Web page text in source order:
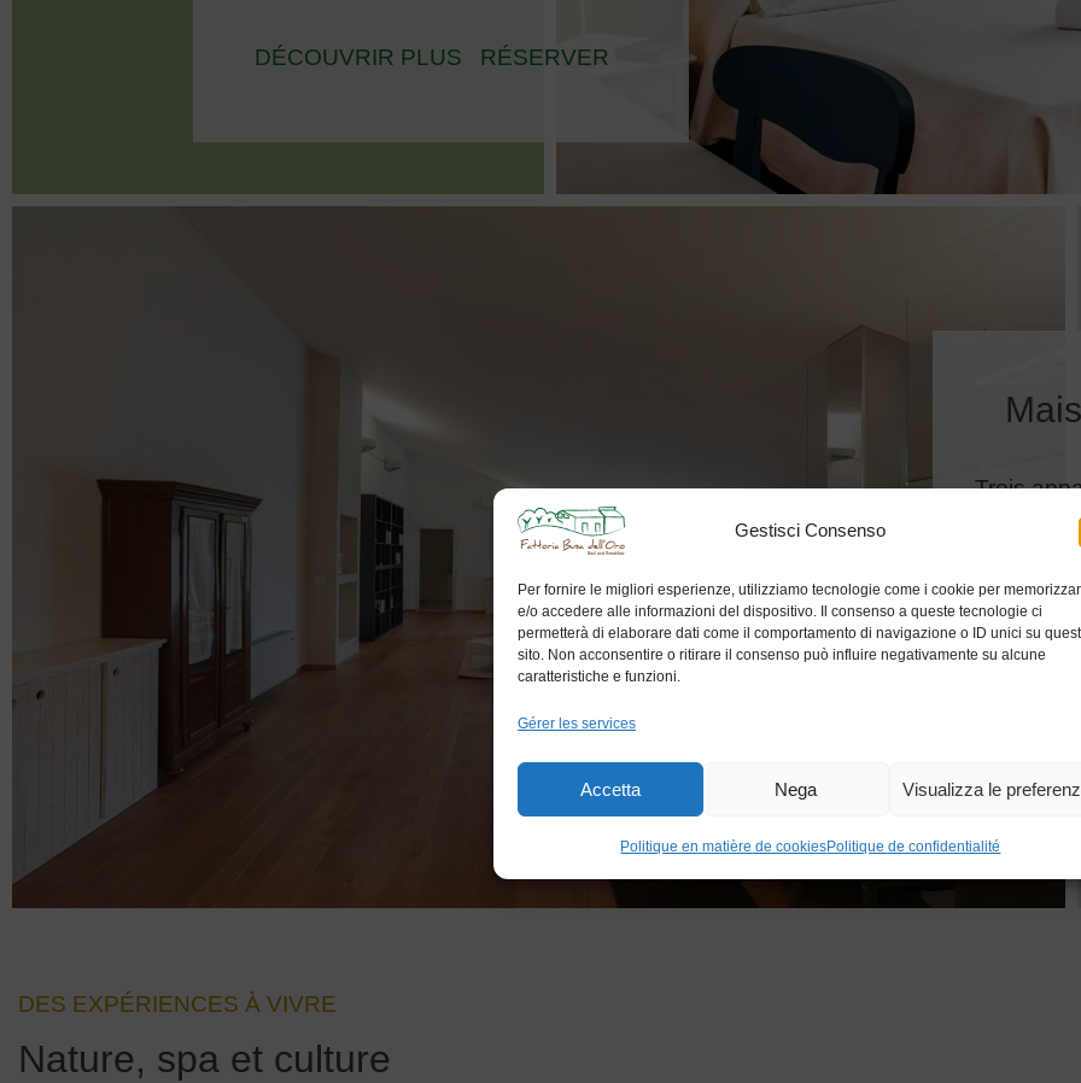
Gestisci Consenso
Per fornire le migliori esperienze, utilizziamo tecnologie come i cookie per
e/o accedere alle informazioni del dispositivo. Il consenso a queste tecnologie ci
permetterà di elaborare dati come il comportamento di navigazione o ID unici su
sito. Non acconsentire o ritirare il consenso può influire negativamente su alcune
caratteristiche e funzioni.
Gérer les services
Accetta Nega Visualizza le
Politique en matière de cookiesPolitique de confidentialité
DÉCOUVRIR PLUS RÉSERVER
Trois
plaine
DES EXPÉRIENCES À VIVRE
Nature, spa et culture